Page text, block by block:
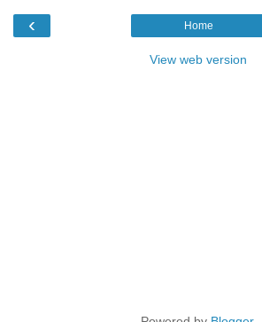
‹ Home
View web version